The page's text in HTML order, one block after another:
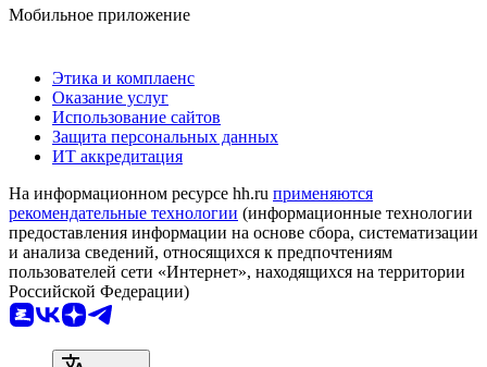
Мобильное приложение
Этика и комплаенс
Оказание услуг
Использование сайтов
Защита персональных данных
ИТ аккредитация
На информационном ресурсе hh.ru применяются
рекомендательные технологии (информационные технологии
предоставления информации на основе сбора, систематизации
и анализа сведений, относящихся к предпочтениям
пользователей сети «Интернет», находящихся на территории
Российской Федерации)